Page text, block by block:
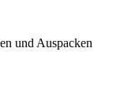
und Auspacken